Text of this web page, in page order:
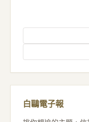
白鷗電子報